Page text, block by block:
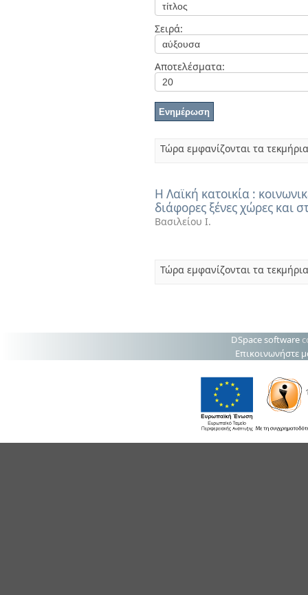
Σειρά:
Αποτελέσματα:
Τώρα εμφανίζονται τα
Η Λαϊκή κατοικία :
διάφορες ξένες χώρες και
Βασιλείου Ι.
Τώρα εμφανίζονται τα
DSpace software
Επικοινωνήστε